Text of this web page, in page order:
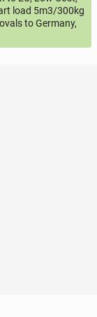
load 5m3/300kg
to Germany,